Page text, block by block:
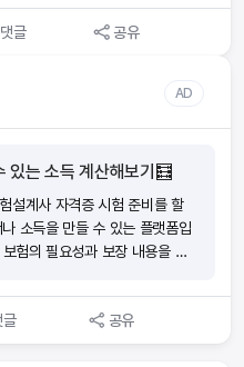
를 제공하여 택배비 절감 효과
)
댓글 공유
AD
있는 소득 계산해보기🧮
계사 자격증 시험 준비를 할
소득을 만들 수 있는 플랫폼입
험의 필요성과 보장 내용을 이
출이었던 보험료가 소득이 돼요.
의 장점은 뭔가요?(1)내 라
격증 준비가 가능해요. 휴먼압
글 공유